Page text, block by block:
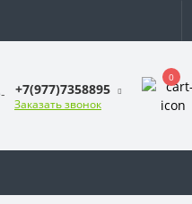
+7(977)7358895
Заказать звонок
0